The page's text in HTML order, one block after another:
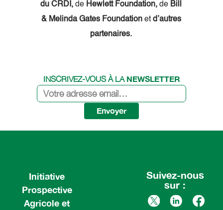
du CRDI, de Hewlett Foundation, de Bill
& Melinda Gates Foundation et d’autres
partenaires.
INSCRIVEZ-VOUS À LA NEWSLETTER
Envoyer
Initiative
Prospective
Agricole et
Suivez-nous
sur :